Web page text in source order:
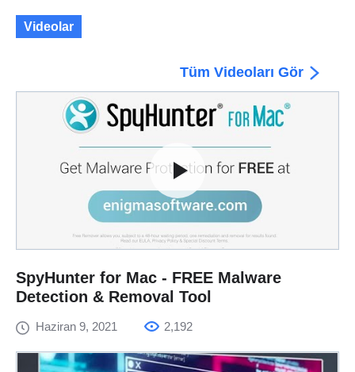
Videolar
Tüm Videoları Gör
SpyHunter for Mac - FREE Malware
Detection & Removal Tool
Haziran 9, 2021 2,192